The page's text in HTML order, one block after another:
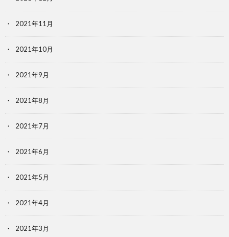
2021年11月
2021年10月
2021年9月
2021年8月
2021年7月
2021年6月
2021年5月
2021年4月
2021年3月